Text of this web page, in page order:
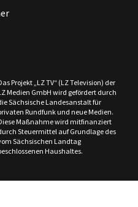
Projekt „LZ TV“ (LZ Television) der
Medien GmbH wird gefördert durch
Sächsische Landesanstalt für
Rundfunk und neue Medien.
Maßnahme wird mitfinanziert
Steuermittel auf Grundlage des
Sächsischen Landtag
Haushaltes.